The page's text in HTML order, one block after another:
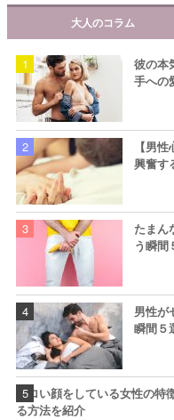
大人のコラム
彼の本
手への
【男
興奮す
たまん
う瞬間
男性が
瞬間５
エロい顔をしている女性の
る方法を紹介